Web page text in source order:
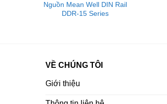
Nguồn Mean Well DIN Rail
DDR-15 Series
VỀ CHÚNG TÔI
Giới thiệu